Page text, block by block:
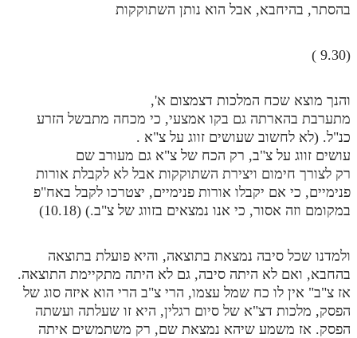
בהסתר, בהיחבא, אבל הוא נותן השתוקקות
(9.30 )
והנך מוצא שכח המלכות דצמצום א',
מתערבת בהארתה גם בקו אמצעי, כי מכחה מתבשל הזרע
כנ"ל. (לא לחשוב שעושים זווג על צ"א .
עושים זווג על צ"ב, רק הכח של צ"א גם מעורב שם
רק לצורך חימום ויצירת השתוקקות אבל לא לקבלת אורות
פנימיים, כי אם יקבלו אורות פנימיים, יצטרכו לקבל באח"פ
במקומם וזה אסור, כי אנו נמצאים בזווג של צ"ב.) (10.18)
ולמדנו שכל סיבה נמצאת בתוצאה, והיא פועלת בתוצאה
בהחבא, ואם לא היתה סיבה, גם לא היתה מתקיימת התוצאה.
אז צ"ב" אין לו כח שמל עצמו, הרי צ"ב הרי הוא איזה סוג של
הפסק, מלכות דצ"א של סיום רגלין, היא זו שעלתה ועשתה
הפסק. אז משמע שיהא נמצאת שם, רק משתמשים איתה